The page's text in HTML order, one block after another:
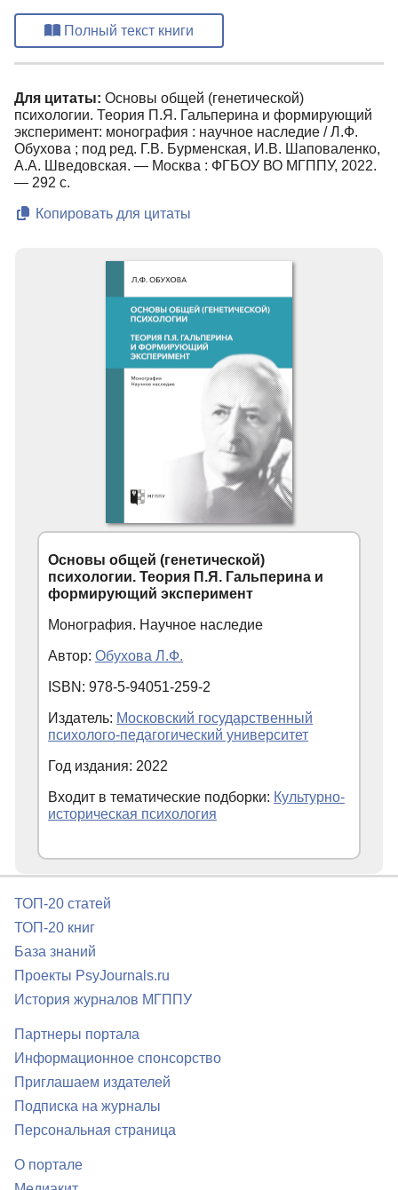
Полный текст книги
Для цитаты: Основы общей (генетической)
психологии. Теория П.Я. Гальперина и формирующий
эксперимент: монография : научное наследие / Л.Ф.
Обухова ; под ред. Г.В. Бурменская, И.В. Шаповаленко,
А.А. Шведовская. — Москва : ФГБОУ ВО МГППУ, 2022.
— 292 с.
Копировать для цитаты
Основы общей (генетической)
психологии. Теория П.Я. Гальперина и
формирующий эксперимент
Монография. Научное наследие
Автор: Обухова Л.Ф.
ISBN: 978-5-94051-259-2
Издатель: Московский государственный
психолого-педагогический университет
Год издания: 2022
Входит в тематические подборки: Культурно-
историческая психология
ТОП-20 статей
ТОП-20 книг
База знаний
Проекты PsyJournals.ru
История журналов МГППУ
Партнеры портала
Информационное спонсорство
Приглашаем издателей
Подписка на журналы
Персональная страница
О портале